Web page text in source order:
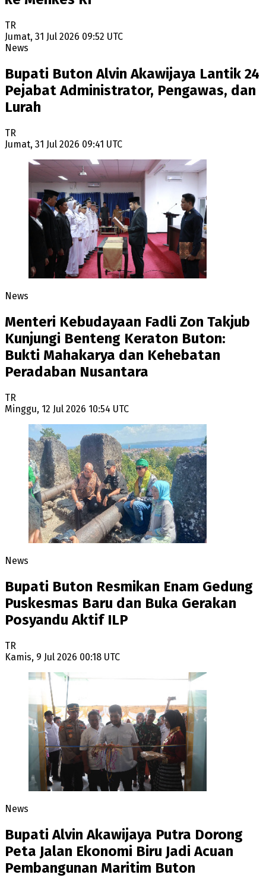
TR
Jumat, 31 Jul 2026 09:52 UTC
News
Bupati Buton Alvin Akawijaya Lantik 24
Pejabat Administrator, Pengawas, dan
Lurah
TR
Jumat, 31 Jul 2026 09:41 UTC
News
Menteri Kebudayaan Fadli Zon Takjub
Kunjungi Benteng Keraton Buton:
Bukti Mahakarya dan Kehebatan
Peradaban Nusantara
TR
Minggu, 12 Jul 2026 10:54 UTC
News
Bupati Buton Resmikan Enam Gedung
Puskesmas Baru dan Buka Gerakan
Posyandu Aktif ILP
TR
Kamis, 9 Jul 2026 00:18 UTC
News
Bupati Alvin Akawijaya Putra Dorong
Peta Jalan Ekonomi Biru Jadi Acuan
Pembangunan Maritim Buton